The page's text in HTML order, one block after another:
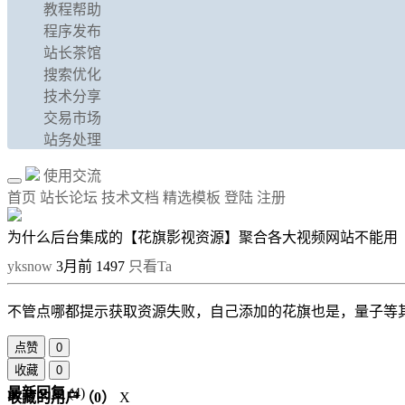
教程帮助
程序发布
站长茶馆
搜索优化
技术分享
交易市场
站务处理
使用交流
首页 站长论坛 技术文档 精选模板 登陆 注册
为什么后台集成的【花旗影视资源】聚合各大视频网站不能用
yksnow 3月前 1497 只看Ta
不管点哪都提示获取资源失败，自己添加的花旗也是，量子等
点赞
0
收藏
0
收藏的用户（0）
X
最新回复(4)